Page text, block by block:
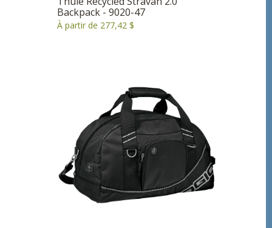
Backpack - 9020-47
À partir de 277,42 $